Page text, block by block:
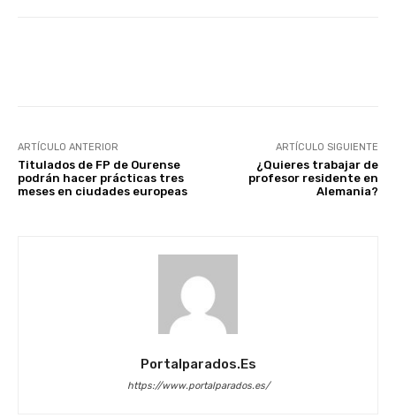
ARTÍCULO ANTERIOR
Titulados de FP de Ourense
podrán hacer prácticas tres
meses en ciudades europeas
ARTÍCULO SIGUIENTE
¿Quieres trabajar de
profesor residente en
Alemania?
Portalparados.es
https://www.portalparados.es/